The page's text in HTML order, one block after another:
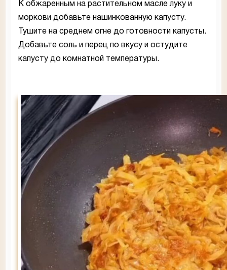
К обжаренным на растительном масле луку и
моркови добавьте нашинкованную капусту.
Тушите на среднем огне до готовности капусты.
Добавьте соль и перец по вкусу и остудите
капусту до комнатной температуры.